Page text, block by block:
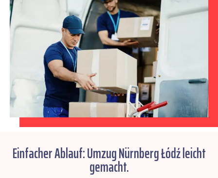
Einfacher Ablauf: Umzug Nürnberg Łódź leicht
gemacht.